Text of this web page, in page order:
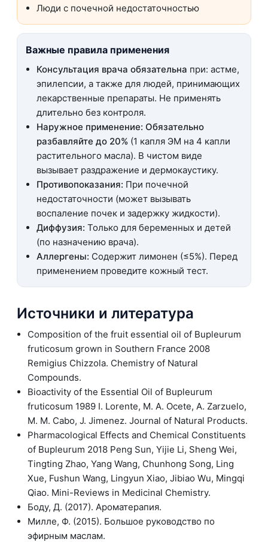
Люди с почечной недостаточностью
Важные правила применения
Консультация врача обязательна при: астме,
эпилепсии, а также для людей, принимающих
лекарственные препараты. Не применять
длительно без контроля.
Наружное применение: Обязательно
разбавляйте до 20% (1 капля ЭМ на 4 капли
растительного масла). В чистом виде
вызывает раздражение и дермокаустику.
Противопоказания: При почечной
недостаточности (может вызывать
воспаление почек и задержку жидкости).
Диффузия: Только для беременных и детей
(по назначению врача).
Аллергены: Содержит лимонен (≤5%). Перед
применением проведите кожный тест.
Источники и литература
Composition of the fruit essential oil of Bupleurum
fruticosum grown in Southern France 2008
Remigius Chizzola. Chemistry of Natural
Compounds.
Bioactivity of the Essential Oil of Bupleurum
fruticosum 1989 I. Lorente, M. A. Ocete, A. Zarzuelo,
M. M. Cabo, J. Jimenez. Journal of Natural Products.
Pharmacological Effects and Chemical Constituents
of Bupleurum 2018 Peng Sun, Yijie Li, Sheng Wei,
Tingting Zhao, Yang Wang, Chunhong Song, Ling
Xue, Fushun Wang, Lingyun Xiao, Jibiao Wu, Mingqi
Qiao. Mini-Reviews in Medicinal Chemistry.
Боду, Д. (2017). Ароматерапия.
Милле, Ф. (2015). Большое руководство по
эфирным маслам.